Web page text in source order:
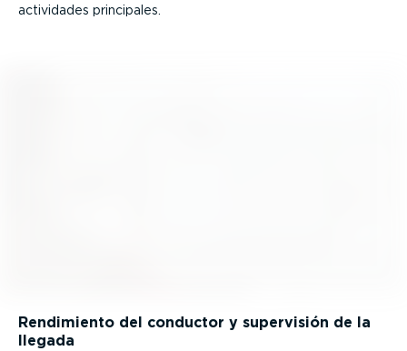
actividades principales.
Rendimiento del conductor y supervisión de la
llegada